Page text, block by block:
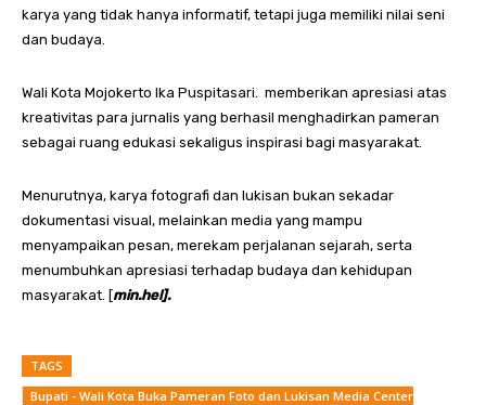
karya yang tidak hanya informatif, tetapi juga memiliki nilai seni
dan budaya.
Wali Kota Mojokerto Ika Puspitasari. memberikan apresiasi atas
kreativitas para jurnalis yang berhasil menghadirkan pameran
sebagai ruang edukasi sekaligus inspirasi bagi masyarakat.
Menurutnya, karya fotografi dan lukisan bukan sekadar
dokumentasi visual, melainkan media yang mampu
menyampaikan pesan, merekam perjalanan sejarah, serta
menumbuhkan apresiasi terhadap budaya dan kehidupan
masyarakat. [min.hel].
TAGS
Bupati - Wali Kota Buka Pameran Foto dan Lukisan Media Center